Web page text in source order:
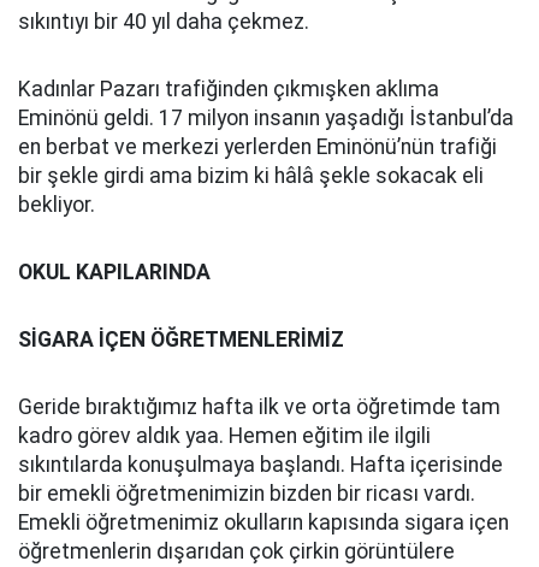
sıkıntıyı bir 40 yıl daha çekmez.
Kadınlar Pazarı trafiğinden çıkmışken aklıma
Eminönü geldi. 17 milyon insanın yaşadığı İstanbul’da
en berbat ve merkezi yerlerden Eminönü’nün trafiği
bir şekle girdi ama bizim ki hâlâ şekle sokacak eli
bekliyor.
OKUL KAPILARINDA
SİGARA İÇEN ÖĞRETMENLERİMİZ
Geride bıraktığımız hafta ilk ve orta öğretimde tam
kadro görev aldık yaa. Hemen eğitim ile ilgili
sıkıntılarda konuşulmaya başlandı. Hafta içerisinde
bir emekli öğretmenimizin bizden bir ricası vardı.
Emekli öğretmenimiz okulların kapısında sigara içen
öğretmenlerin dışarıdan çok çirkin görüntülere